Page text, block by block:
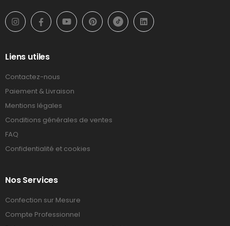
Liens utiles
Contactez-nous
Paiement & Livraison
Mentions légales
Conditions générales de ventes
FAQ
Confidentialité et cookies
Nos Services
Confection sur Mesure
Compte Professionnel